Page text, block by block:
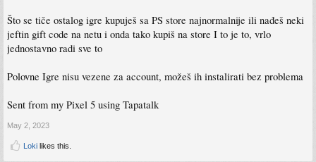
Što se tiče ostalog igre kupuješ sa PS store najnormalnije ili nađeš neki
jeftin gift code na netu i onda tako kupiš na store I to je to, vrlo
jednostavno radi sve to
Polovne Igre nisu vezene za account, možeš ih instalirati bez problema
Sent from my Pixel 5 using Tapatalk
May 2, 2023
Loki likes this.